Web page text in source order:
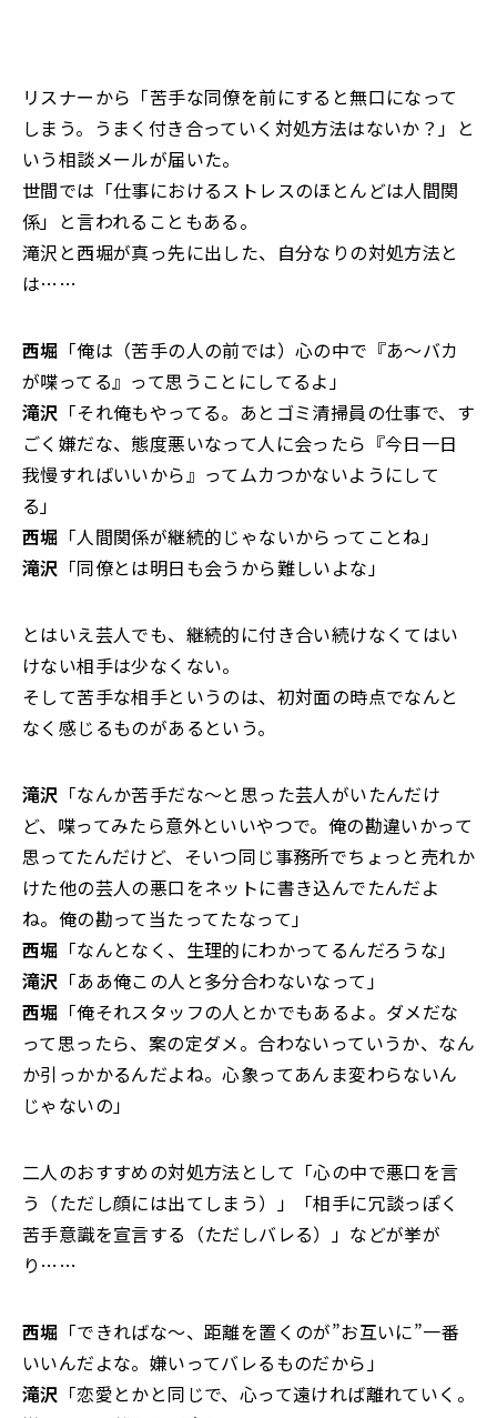
リスナーから「苦手な同僚を前にすると無口になって
しまう。うまく付き合っていく対処方法はないか？」と
いう相談メールが届いた。
世間では「仕事におけるストレスのほとんどは人間関
係」と言われることもある。
滝沢と西堀が真っ先に出した、自分なりの対処方法と
は……
西堀 「俺は（苦手の人の前では）心の中で『あ～バカ
が喋ってる』って思うことにしてるよ」
滝沢 「それ俺もやってる。あとゴミ清掃員の仕事で、す
ごく嫌だな、態度悪いなって人に会ったら『今日一日
我慢すればいいから』ってムカつかないようにして
る」
西堀 「人間関係が継続的じゃないからってことね」
滝沢 「同僚とは明日も会うから難しいよな」
とはいえ芸人でも、継続的に付き合い続けなくてはい
けない相手は少なくない。
そして苦手な相手というのは、初対面の時点でなんと
なく感じるものがあるという。
滝沢 「なんか苦手だな～と思った芸人がいたんだけ
ど、喋ってみたら意外といいやつで。俺の勘違いかって
思ってたんだけど、そいつ同じ事務所でちょっと売れか
けた他の芸人の悪口をネットに書き込んでたんだよ
ね。俺の勘って当たってたなって」
西堀 「なんとなく、生理的にわかってるんだろうな」
滝沢 「ああ俺この人と多分合わないなって」
西堀 「俺それスタッフの人とかでもあるよ。ダメだな
って思ったら、案の定ダメ。合わないっていうか、なん
か引っかかるんだよね。心象ってあんま変わらないん
じゃないの」
二人のおすすめの対処方法として「心の中で悪口を言
う（ただし顔には出てしまう）」「相手に冗談っぽく
苦手意識を宣言する（ただしバレる）」などが挙が
り……
西堀 「できればな～、距離を置くのが”お互いに”一番
いいんだよな。嫌いってバレるものだから」
滝沢 「恋愛とかと同じで、心って遠ければ離れていく。